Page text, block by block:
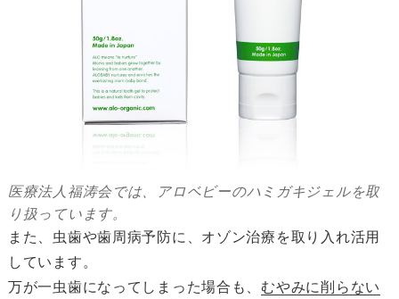
医療法人福涛会では、アロベビーのハミガキジェルを取
り扱っています。
また、虫歯や歯周病予防に、オゾン治療を取り入れ活用
しています。
万が一虫歯になってしまった場合も、 むやみに削らない